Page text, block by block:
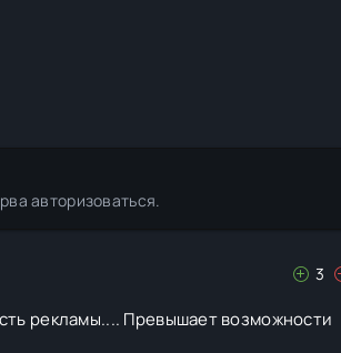
авторизоваться.
3
рекламы.... Превышает возможности